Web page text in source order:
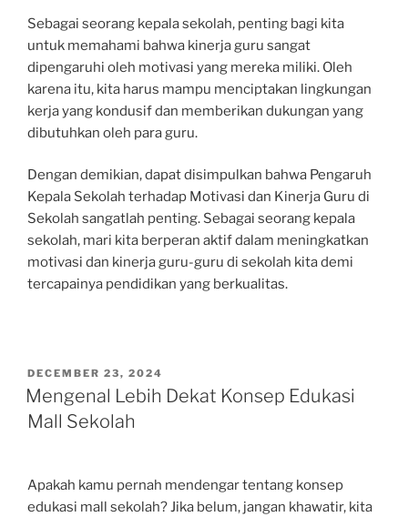
Sebagai seorang kepala sekolah, penting bagi kita
untuk memahami bahwa kinerja guru sangat
dipengaruhi oleh motivasi yang mereka miliki. Oleh
karena itu, kita harus mampu menciptakan lingkungan
kerja yang kondusif dan memberikan dukungan yang
dibutuhkan oleh para guru.
Dengan demikian, dapat disimpulkan bahwa Pengaruh
Kepala Sekolah terhadap Motivasi dan Kinerja Guru di
Sekolah sangatlah penting. Sebagai seorang kepala
sekolah, mari kita berperan aktif dalam meningkatkan
motivasi dan kinerja guru-guru di sekolah kita demi
tercapainya pendidikan yang berkualitas.
POSTED
ON
DECEMBER 23, 2024
Mengenal Lebih Dekat Konsep Edukasi
Mall Sekolah
Apakah kamu pernah mendengar tentang konsep
edukasi mall sekolah? Jika belum, jangan khawatir, kita